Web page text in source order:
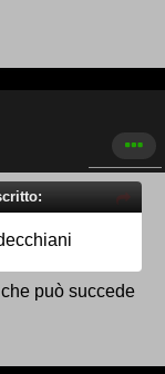
può succede